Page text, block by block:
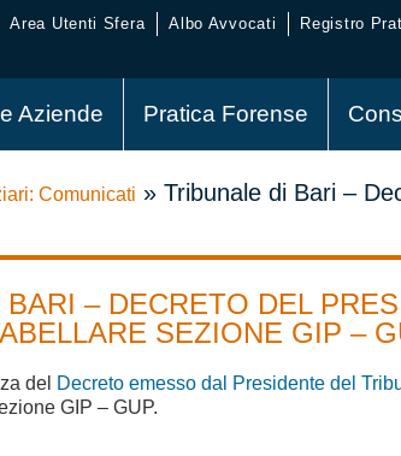
Area Utenti Sfera Albo Avvocati Registro
Aziende Pratica Forense
Comunicati » Tribunale di Bari –
– DECRETO DEL
SEZIONE GIP –
del Decreto emesso dal Presidente del
GIP – GUP.